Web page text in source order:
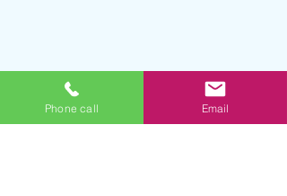
Phone call Email